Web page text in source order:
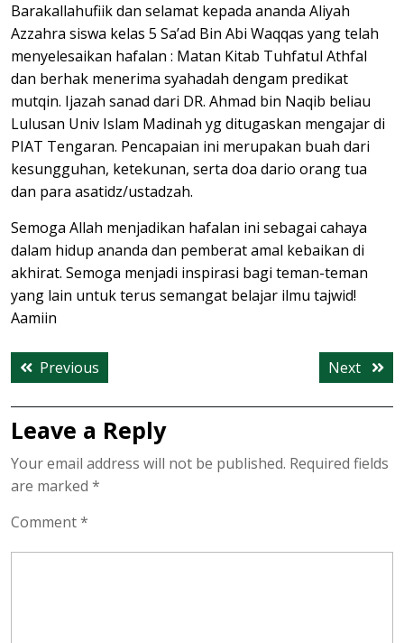
Barakallahufiik dan selamat kepada ananda Aliyah
Azzahra siswa kelas 5 Sa’ad Bin Abi Waqqas yang telah
menyelesaikan hafalan : Matan Kitab Tuhfatul Athfal
dan berhak menerima syahadah dengam predikat
mutqin. Ijazah sanad dari DR. Ahmad bin Naqib beliau
Lulusan Univ Islam Madinah yg ditugaskan mengajar di
PIAT Tengaran. Pencapaian ini merupakan buah dari
kesungguhan, ketekunan, serta doa dario orang tua
dan para asatidz/ustadzah.
Semoga Allah menjadikan hafalan ini sebagai cahaya
dalam hidup ananda dan pemberat amal kebaikan di
akhirat. Semoga menjadi inspirasi bagi teman-teman
yang lain untuk terus semangat belajar ilmu tajwid!
Aamiin
Post
navigation
Previous
post:
Next Next
post:
Leave a Reply
Your email address will not be published. Required fields
are marked *
Comment*